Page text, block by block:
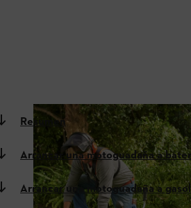
Resumen
Arrancar una motoguadaña a
Arrancar una motoguadaña a